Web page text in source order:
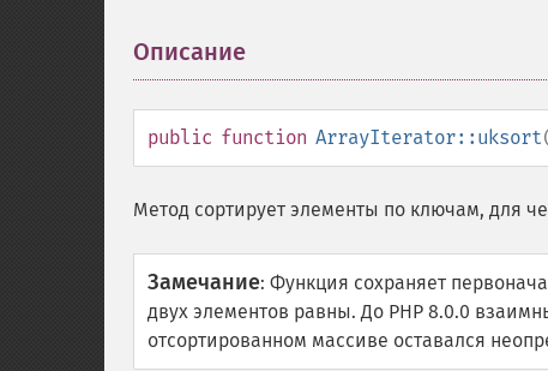
Описание
public function ArrayIterator::uksort
Метод сортирует элементы по ключам, для
Замечание: Функция сохраняет
двух элементов равны. До PHP 8.0.0
отсортированном массиве оставался